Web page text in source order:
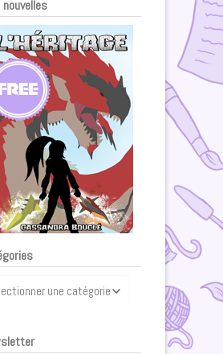
nouvelles